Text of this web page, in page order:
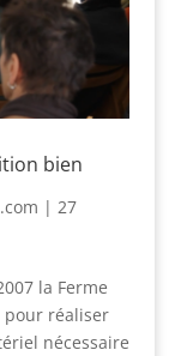
bien
| 27
la Ferme
pour réaliser
nécessaire